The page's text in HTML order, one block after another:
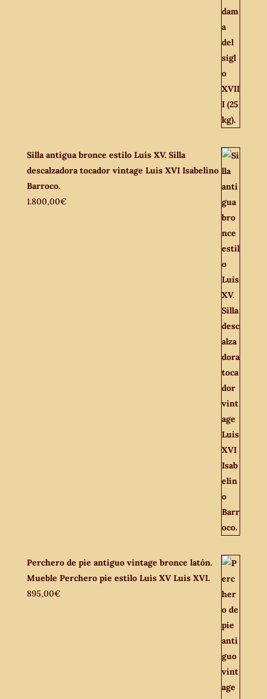
Silla antigua bronce estilo Luis XV. Silla
descalzadora tocador vintage Luis XVI Isabelino
Barroco.
1.800,00€
Perchero de pie antiguo vintage bronce latón.
Mueble Perchero pie estilo Luis XV Luis XVI.
895,00€